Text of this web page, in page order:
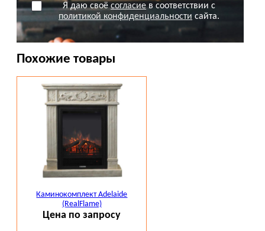
Я даю своёсогласиев соответствии с
политикой конфиденциальности сайта.
Похожие товары
Каминокомплект Adelaide
(RealFlame)
Цена по запросу